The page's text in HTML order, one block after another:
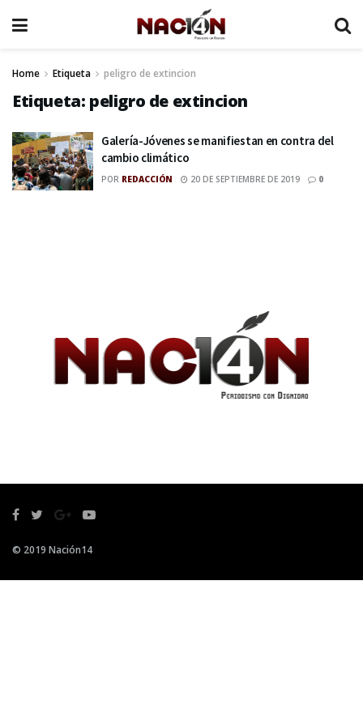
Home Etiqueta peligro de extincion
Etiqueta: peligro de extincion
Galería-Jóvenes se manifiestan en contra del
cambio climático
POR REDACCIÓN 20 DE SEPTIEMBRE DE 2019 0
© 2019 Nación14